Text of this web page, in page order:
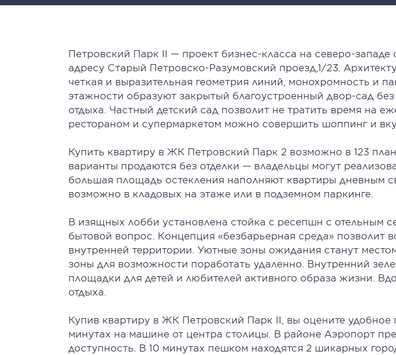
Петровский Парк II — проект бизнес-класса на северо-
адресу Старый Петровско-Разумовский проезд,1/23.
четкая и выразительная геометрия линий, монохромность и
этажности образуют закрытый благоустроенный двор-сад
отдыха. Частный детский сад позволит не тратить время на
рестораном и супермаркетом можно совершить шоппинг и
Купить квартиру в ЖК Петровский Парк 2 возможно в 123
варианты продаются без отделки — владельцы могут
большая площадь остекления наполняют квартиры дневным
возможно в кладовых на этаже или в подземном паркинге.
В изящных лобби установлена стойка с ресепшн с отельным
бытовой вопрос. Концепция «безбарьерная среда»
внутренней территории. Уютные зоны ожидания станут
зоны для возможности поработать удаленно. Внутренний
площадки для детей и любителей активного образа жизни.
отдыха.
Купив квартиру в ЖК Петровский Парк II, вы оцените удобное
минутах на машине от центра столицы. В районе Аэропорт
доступность. В 10 минутах пешком находятся 2 шикарных